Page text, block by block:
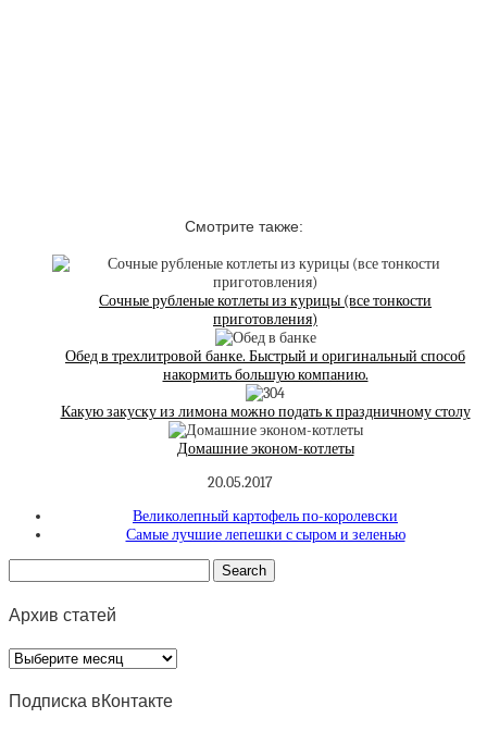
Смотрите также:
Сочные рубленые котлеты из курицы (все тонкости
приготовления)
Обед в трехлитровой банке. Быстрый и оригинальный способ
накормить большую компанию.
Какую закуску из лимона можно подать к праздничному столу
Домашние эконом-котлеты
20.05.2017
Великолепный картофель по-королевски
Самые лучшие лепешки с сыром и зеленью
Архив статей
Архив
статей
Подписка вКонтакте